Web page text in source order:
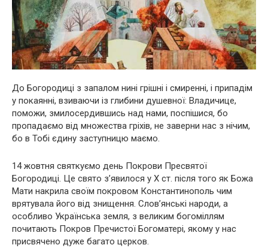
До Богородиці з запалом нині грішні і смиренні, і припадім
у покаянні, взиваючи із глибини душевної: Владичице,
поможи, змилосердившись над нами, поспішися, бо
пропадаємо від множества гріхів, не заверни нас з нічим,
бо в Тобі єдину заступницю маємо.
14 жовтня святкуємо день Покрови Пресвятої
Богородиці. Це свято з’явилося у X ст. після того як Божа
Мати накрила своїм покровом Константинополь чим
врятувала його від знищення. Слов’янські народи, а
особливо Українська земля, з великим богоміллям
почитають Покров Пречистої Богоматері, якому у нас
присвячено дуже багато церков.